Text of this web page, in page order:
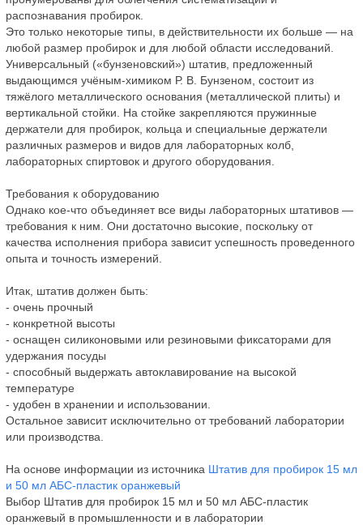
распознавания пробирок.
Это только некоторые типы, в действительности их больше — на
любой размер пробирок и для любой области исследований.
Универсальный («бунзеновский») штатив, предложенный
выдающимся учёным-химиком Р. В. Бунзеном, состоит из
тяжёлого металлического основания (металлической плиты) и
вертикальной стойки. На стойке закрепляются пружинные
держатели для пробирок, кольца и специальные держатели
различных размеров и видов для лабораторных колб,
лабораторных спиртовок и другого оборудования.
Требования к оборудованию
Однако кое-что объединяет все виды лабораторных штативов —
требования к ним. Они достаточно высокие, поскольку от
качества исполнения прибора зависит успешность проведенного
опыта и точность измерений.
Итак, штатив должен быть:
- очень прочный
- конкретной высоты
- оснащен силиконовыми или резиновыми фиксаторами для
удержания посуды
- способный выдержать автоклавирование на высокой
температуре
- удобен в хранении и использовании.
Остальное зависит исключительно от требований лаборатории
или производства.
На основе информации из источника Штатив для пробирок 15 мл
и 50 мл АБС-пластик оранжевый
Выбор Штатив для пробирок 15 мл и 50 мл АБС-пластик
оранжевый в промышленности и в лаборатории